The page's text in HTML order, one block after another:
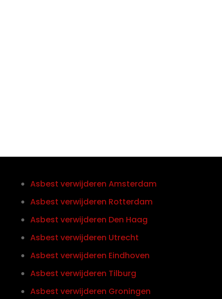
Asbest verwijderen Amsterdam
Asbest verwijderen Rotterdam
Asbest verwijderen Den Haag
Asbest verwijderen Utrecht
Asbest verwijderen Eindhoven
Asbest verwijderen Tilburg
Asbest verwijderen Groningen